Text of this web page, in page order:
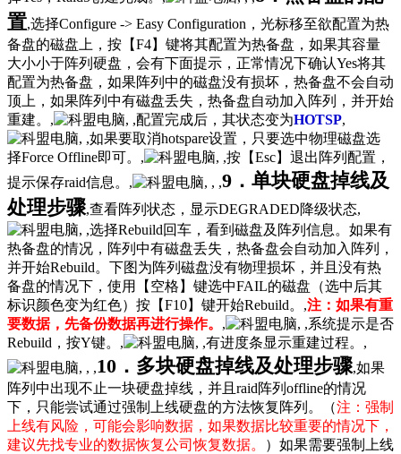
置,选择Configure -> Easy Configuration，光标移至欲配置为热
备盘的磁盘上，按【F4】键将其配置为热备盘，如果其容量
大小小于阵列硬盘，会有下面提示，正常情况下确认Yes将其
配置为热备盘，如果阵列中的磁盘没有损坏，热备盘不会自动
顶上，如果阵列中有磁盘丢失，热备盘自动加入阵列，并开始
重建。,
, ,配置完成后，其状态变为HOTSP,
, ,如果要取消hotspare设置，只要选中物理磁盘选
择Force Offline即可。,
, ,按【Esc】退出阵列配置，
提示保存raid信息。,
, , ,9．单块硬盘掉线及
处理步骤,查看阵列状态，显示DEGRADED降级状态,
, ,选择Rebuild回车，看到磁盘及阵列信息。如果有
热备盘的情况，阵列中有磁盘丢失，热备盘会自动加入阵列，
并开始Rebuild。下图为阵列磁盘没有物理损坏，并且没有热
备盘的情况下，使用【空格】键选中FAIL的磁盘（选中后其
标识颜色变为红色）按【F10】键开始Rebuild。,注：如果有重
要数据，先备份数据再进行操作。 ,
, ,系统提示是否
Rebuild，按Y键。,
, ,有进度条显示重建过程。,
, , ,10．多块硬盘掉线及处理步骤,如果
阵列中出现不止一块硬盘掉线，并且raid阵列offline的情况
下，只能尝试通过强制上线硬盘的方法恢复阵列。（注：强制
上线有风险，可能会影响数据，如果数据比较重要的情况下，
建议先找专业的数据恢复公司恢复数据。
）如果需要强制上线